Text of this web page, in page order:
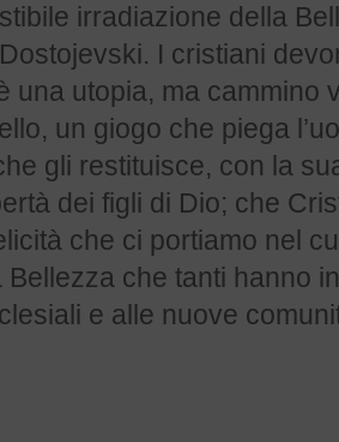
irradiazione della
I cristiani
una utopia, ma cammino
un giogo che piega
gli restituisce, con la
dei figli di Dio; che
che ci portiamo nel
Bellezza che tanti hanno
e alle nuove